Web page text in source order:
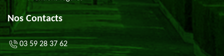
Nos Contacts
03 59 28 37 62